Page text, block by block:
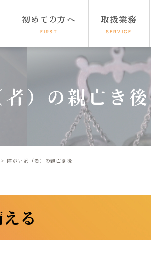
初めての方へ
FIRST
取扱業務
SERVICE
）の親亡き後
障がい児（者）の親亡き後
る